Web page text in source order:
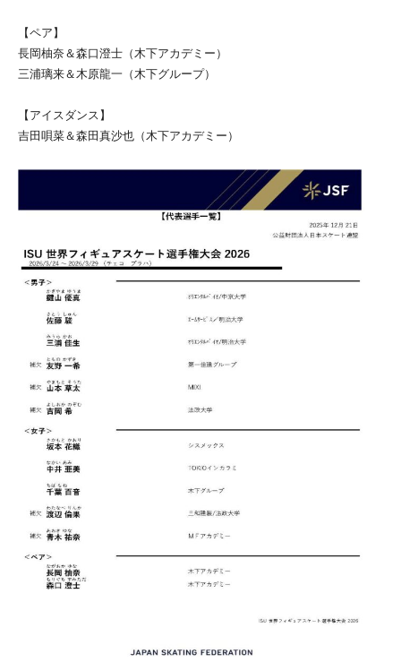
【ペア】
長岡柚奈＆森口澄士（木下アカデミー）
三浦璃来＆木原龍一（木下グループ）
【アイスダンス】
吉田唄菜＆森田真沙也（木下アカデミー）